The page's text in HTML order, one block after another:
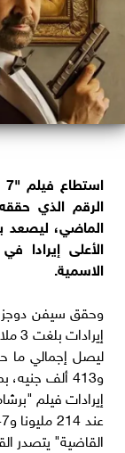
الرقم الذي
الماضي، ليصعد
الأعلى إيرادا
الاسمية.
وحقق سيفن دوجز
إيرادات فيلم
القاضية" يتصدر القائمة